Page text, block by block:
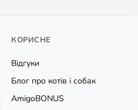
КОРИСНЕ
Відгуки
Блог про котів і собак
AmigoBONUS